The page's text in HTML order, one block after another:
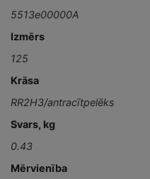
5513e00000A
Izmērs
125
Krāsa
RR2H3/antracītpelēks
Svars, kg
0.43
Mērvienība